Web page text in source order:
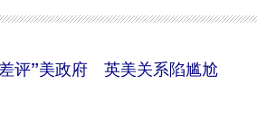
差评”美政府 英美关系陷尴尬